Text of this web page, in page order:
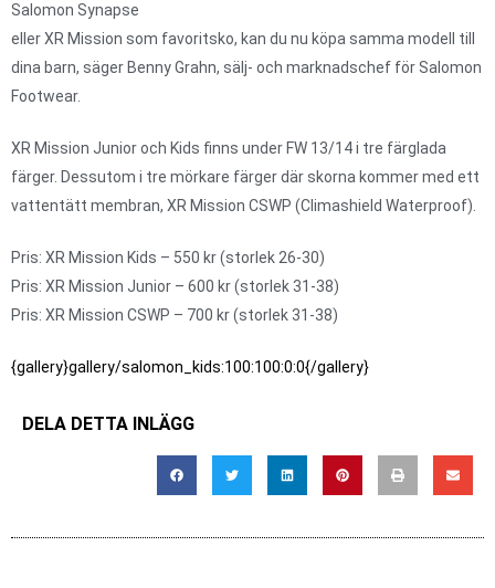
Salomon Synapse
eller XR Mission som favoritsko, kan du nu köpa samma modell till
dina barn, säger Benny Grahn, sälj- och marknadschef för Salomon
Footwear.
XR Mission Junior och Kids finns under FW 13/14 i tre färglada
färger. Dessutom i tre mörkare färger där skorna kommer med ett
vattentätt membran, XR Mission CSWP (Climashield Waterproof).
Pris: XR Mission Kids – 550 kr (storlek 26-30)
Pris: XR Mission Junior – 600 kr (storlek 31-38)
Pris: XR Mission CSWP – 700 kr (storlek 31-38)
{gallery}gallery/salomon_kids:100:100:0:0{/gallery}
DELA DETTA INLÄGG